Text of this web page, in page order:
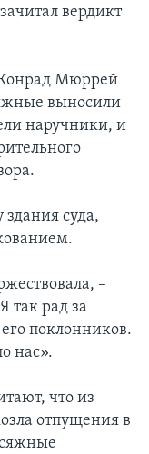
вердикт
Мюррей
выносили
наручники, и
суда,
–
так рад за
поклонников.
нас».
что из
отпущения в